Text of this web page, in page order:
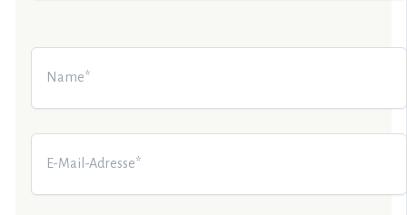
Name*
E-
Mail-